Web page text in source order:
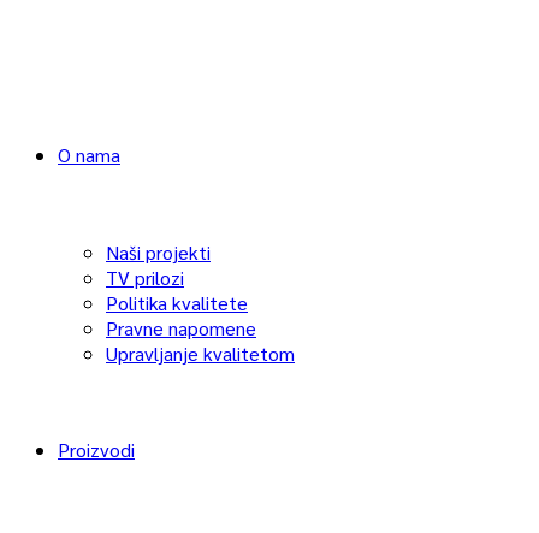
O nama
Naši projekti
TV prilozi
Politika kvalitete
Pravne napomene
Upravljanje kvalitetom
Proizvodi